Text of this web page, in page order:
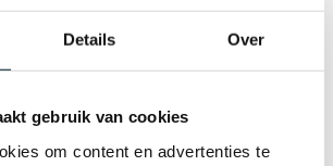
Details Over
gebruik van cookies
om content en advertenties te
Wax